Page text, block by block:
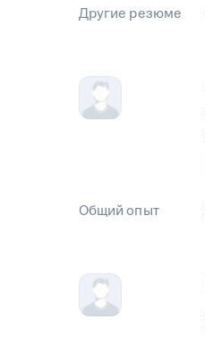
Другие резюме
Общий опыт